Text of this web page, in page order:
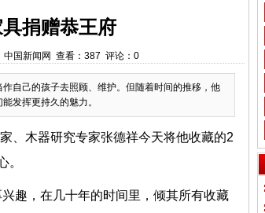
捐赠恭王府
国新闻网 查看： 387 评论： 0
自己的孩子去照顾、维护。但随着时间的推移，他
发挥更持久的魅力。
、木器研究专家张德祥今天将他收藏的2
。
趣，在几十年的时间里，倾其所有收藏